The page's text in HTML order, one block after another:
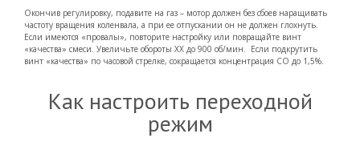
Окончив регулировку, подавите на газ – мотор должен без сбоев наращивать
частоту вращения коленвала, а при ее отпускании он не должен глохнуть.
Если имеются «провалы», повторите настройку или повращайте винт
«качества» смеси. Увеличьте обороты ХХ до 900 об/мин. Если подкрутить
винт «качества» по часовой стрелке, сокращается концентрация СО до 1,5%.
Как настроить переходной
режим